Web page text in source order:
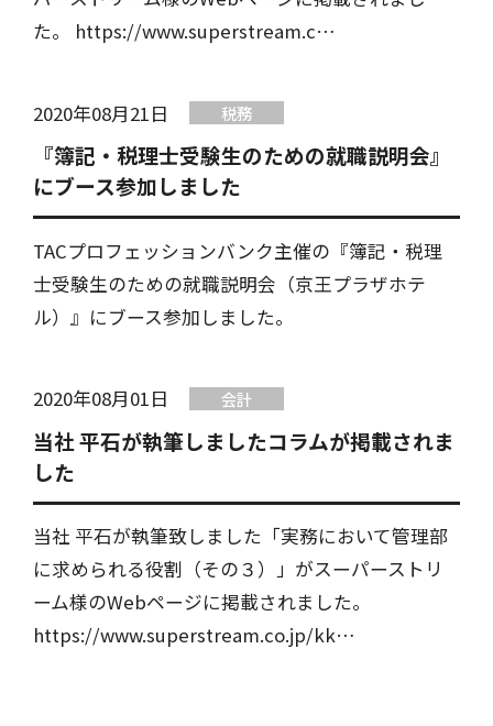
た。 https://www.superstream.c…
2020年08月21日 税務
『簿記・税理士受験生のための就職説明会』
にブース参加しました
TACプロフェッションバンク主催の『簿記・税理
士受験生のための就職説明会（京王プラザホテ
ル）』にブース参加しました。
2020年08月01日 会計
当社 平石が執筆しましたコラムが掲載されま
した
当社 平石が執筆致しました「実務において管理部
に求められる役割（その３）」がスーパーストリ
ーム様のWebページに掲載されました。
https://www.superstream.co.jp/kk…